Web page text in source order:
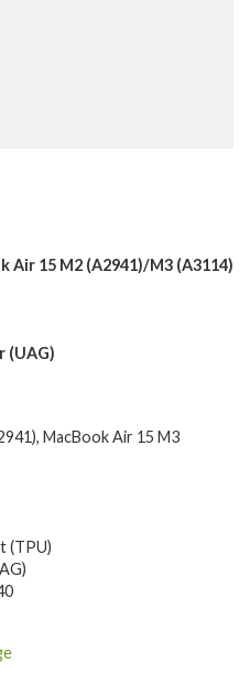
Air 15 M2 (A2941)/M3 (A3114)
(UAG)
MacBook Air 15 M3
(TPU)